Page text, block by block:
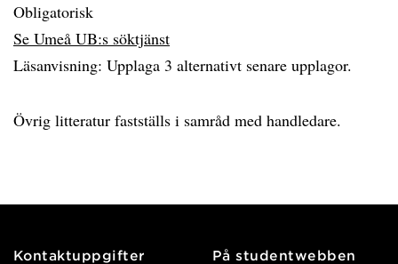
Obligatorisk
Se Umeå UB:s söktjänst
Läsanvisning: Upplaga 3 alternativt senare upplagor.
Övrig litteratur fastställs i samråd med handledare.
Kontaktuppgifter På studentwebben